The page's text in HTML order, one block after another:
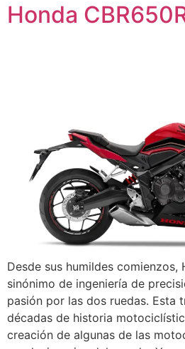
Honda
Desde sus humildes comienzos,
sinónimo de ingeniería de
pasión por las dos ruedas. Esta
décadas de historia
creación de algunas de las